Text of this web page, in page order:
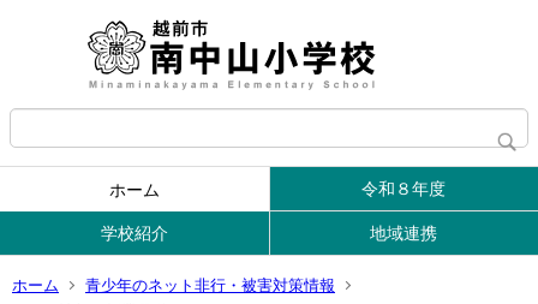
ホーム 令和８年度
学校紹介 地域連携
ホーム
青少年のネット非行・被害対策情報